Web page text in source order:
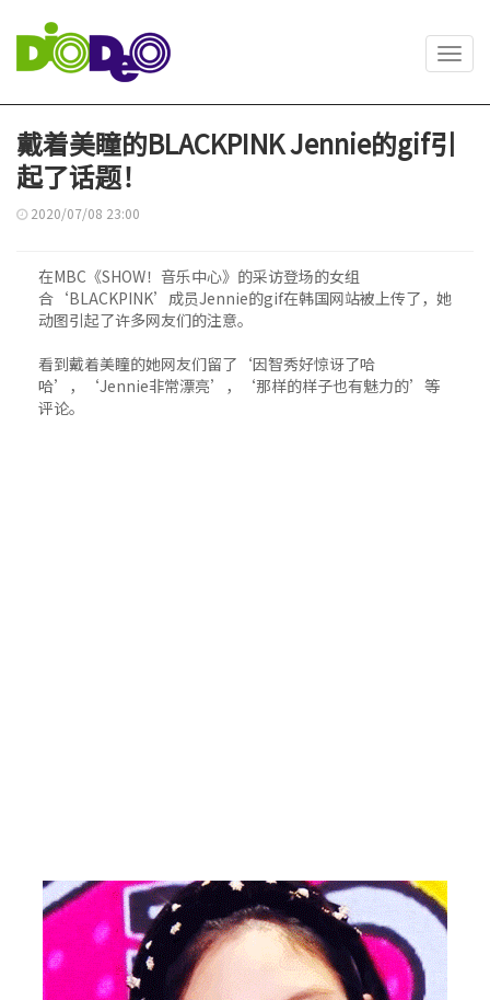
戴着美瞳的BLACKPINK Jennie的gif引
起了话题！
2020/07/08 23:00
在MBC《SHOW！音乐中心》的采访登场的女组
合‘BLACKPINK’成员Jennie的gif在韩国网站被上传了，她
动图引起了许多网友们的注意。
看到戴着美瞳的她网友们留了‘因智秀好惊讶了哈
哈’，‘Jennie非常漂亮’，‘那样的样子也有魅力的’等
评论。